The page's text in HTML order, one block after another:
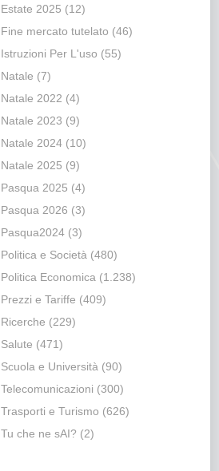
Estate 2025 (12)
Fine mercato tutelato (46)
Istruzioni Per L'uso (55)
Natale (7)
Natale 2022 (4)
Natale 2023 (9)
Natale 2024(10)
Natale 2025 (9)
Pasqua 2025 (4)
Pasqua 2026 (3)
Pasqua2024(3)
Politica e Società (480)
Politica Economica (1.238)
Prezzi e Tariffe (409)
Ricerche (229)
Salute (471)
Scuola e Università (90)
Telecomunicazioni (300)
Trasporti e Turismo (626)
Tu che ne sAI? (2)